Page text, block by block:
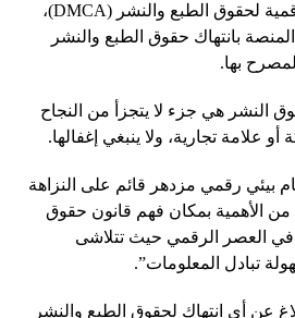
بموجب قانون الألفية الرقمية لحقوق الطبع والنشر (DMCA)،
بانتهاك حقوق الطبع والنشر
بها.
النشر هي جزء لا يتجزأ من النجاح
علامة تجارية، ولا ينبغي إغفالها.
بيئي رقمي مزدهر قائم على النزاهة
من الأهمية بمكان فهم قانون حقوق
في العصر الرقمي حيث تتلاشى
تبادل المعلومات”.
عن أي انتهاك لحقوق الطبع والنشر